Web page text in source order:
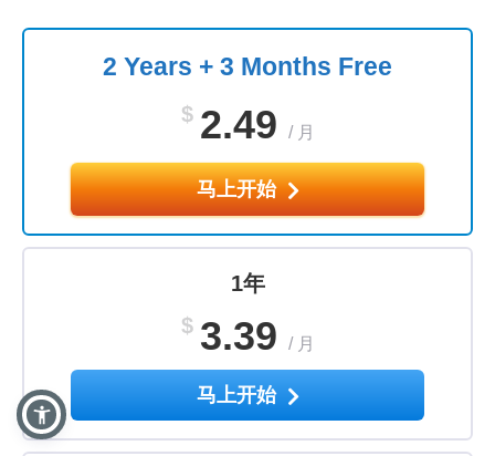
2 Years + 3 Months Free
$ 2.49 / 月
马上开始
1年
$ 3.39 / 月
马上开始